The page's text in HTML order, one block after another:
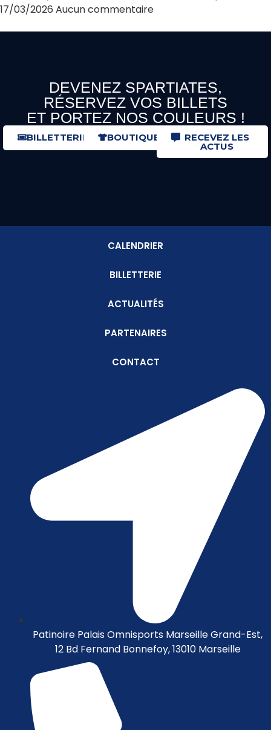
17/03/2026 Aucun commentaire
DEVENEZ SPARTIATES,
RÉSERVEZ VOS BILLETS
ET PORTEZ NOS COULEURS !
BILLETTERIE BOUTIQUE RECEVEZ LES
ACTUS
CALENDRIER
BILLETTERIE
ACTUALITÉS
PARTENAIRES
CONTACT
Patinoire Palais Omnisports Marseille Grand-Est,
12 Bd Fernand Bonnefoy, 13010 Marseille